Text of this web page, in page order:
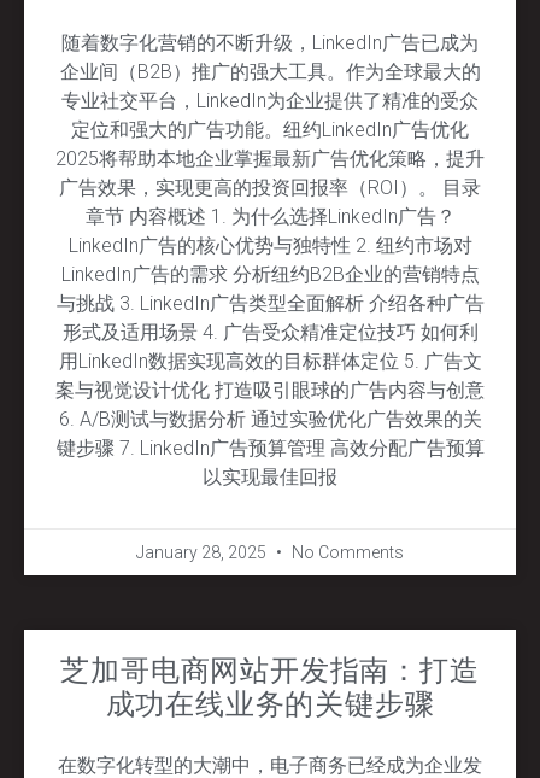
随着数字化营销的不断升级，LinkedIn广告已成为
企业间（B2B）推广的强大工具。作为全球最大的
专业社交平台，LinkedIn为企业提供了精准的受众
定位和强大的广告功能。纽约LinkedIn广告优化
2025将帮助本地企业掌握最新广告优化策略，提升
广告效果，实现更高的投资回报率（ROI）。 目录
章节 内容概述 1. 为什么选择LinkedIn广告？
LinkedIn广告的核心优势与独特性 2. 纽约市场对
LinkedIn广告的需求 分析纽约B2B企业的营销特点
与挑战 3. LinkedIn广告类型全面解析 介绍各种广告
形式及适用场景 4. 广告受众精准定位技巧 如何利
用LinkedIn数据实现高效的目标群体定位 5. 广告文
案与视觉设计优化 打造吸引眼球的广告内容与创意
6. A/B测试与数据分析 通过实验优化广告效果的关
键步骤 7. LinkedIn广告预算管理 高效分配广告预算
以实现最佳回报
January 28, 2025 No Comments
芝加哥电商网站开发指南：打造
成功在线业务的关键步骤
在数字化转型的大潮中，电子商务已经成为企业发